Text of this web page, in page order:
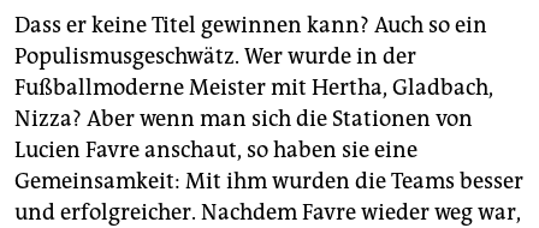
Dass er keine Titel gewinnen kann? Auch so ein
Populismusgeschwätz. Wer wurde in der
Fußballmoderne Meister mit Hertha, Gladbach,
Nizza? Aber wenn man sich die Stationen von
Lucien Favre anschaut, so haben sie eine
Gemeinsamkeit: Mit ihm wurden die Teams besser
und erfolgreicher. Nachdem Favre wieder weg war,